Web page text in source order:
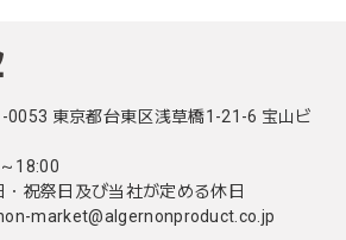
0053 東京都台東区浅草橋1-21-6 宝山ビ
18:00
・祝祭日及び当社が定める休日
market@algernonproduct.co.jp